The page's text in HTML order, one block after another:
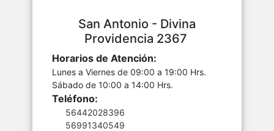
San Antonio - Divina
Providencia 2367
Horarios de Atención:
Lunes a Viernes de 09:00 a 19:00 Hrs.
Sábado de 10:00 a 14:00 Hrs.
Teléfono:
56442028396
56991340549